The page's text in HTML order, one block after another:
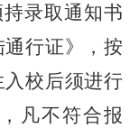
录取通知书
行证》，按
校后须进行
凡不符合报